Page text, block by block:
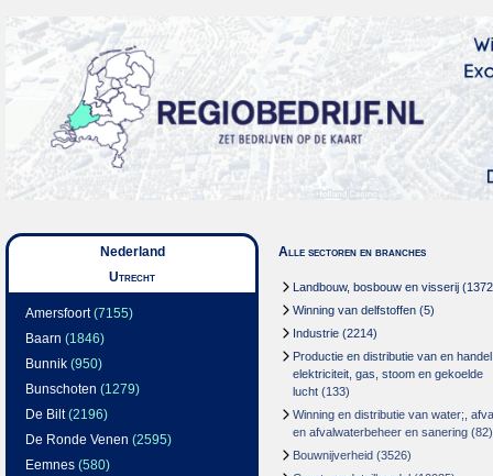
Nederland
Utrecht
Amersfoort(7155)
Baarn (1846)
Bunnik (950)
Bunschoten (1279)
De Bilt(2196)
De Ronde Venen (2595)
Eemnes (580)
Alle sectoren en branches
Landbouw, bosbouw en visserij
Winning van delfstoffen (5)
Industrie (2214)
Productie en distributie van en
elektriciteit, gas, stoom en gekoelde
lucht (133)
Winning en distributie van water;,
en afvalwaterbeheer en sanering (82)
Bouwnijverheid (3526)